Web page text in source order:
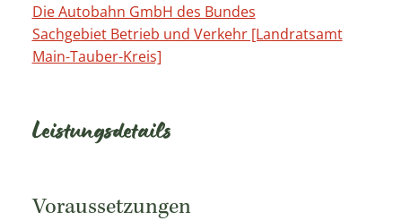
Die Autobahn GmbH des Bundes
Sachgebiet Betrieb und Verkehr [Landratsamt
Main-Tauber-Kreis]
Leistungsdetails
Voraussetzungen